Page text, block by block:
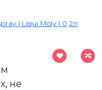
| Liqui Moly | 0,2л
не